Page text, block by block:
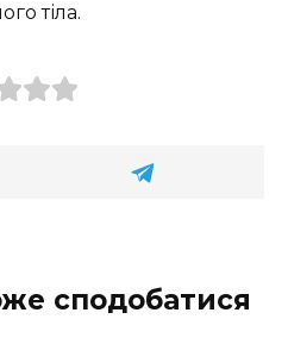
тіла.
сподобатися